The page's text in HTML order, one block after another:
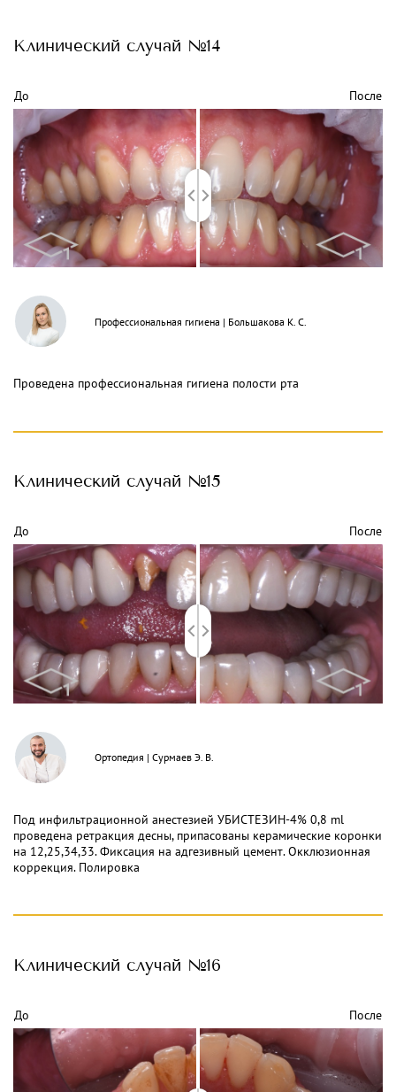
Клинический случай №14
До После
Профессиональная гигиена | Большакова К. С.
Проведена профессиональная гигиена полости рта
Клинический случай №15
До После
Ортопедия | Сурмаев Э. В.
Под инфильтрационной анестезией УБИСТЕЗИН-4% 0,8 ml
проведена ретракция десны, припасованы керамические коронки
на 12,25,34,33. Фиксация на адгезивный цемент. Окклюзионная
коррекция. Полировка
Клинический случай №16
До После